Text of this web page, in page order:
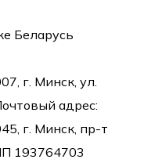
Беларусь
г. Минск, ул.
адрес:
г. Минск, пр-т
193764703